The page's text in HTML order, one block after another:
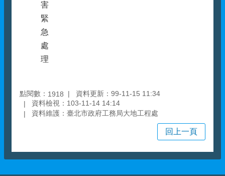
害
緊
急
處
理
點閱數： 1918
資料更新：99-11-15 11:34
資料檢視：103-11-14 14:14
資料維護：臺北市政府工務局大地工程處
回上一頁